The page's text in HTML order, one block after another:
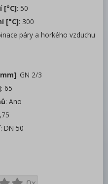
: 50
[°C]: 300
páry a horkého vzduchu
: GN 2/3
: 65
: Ano
: DN 50